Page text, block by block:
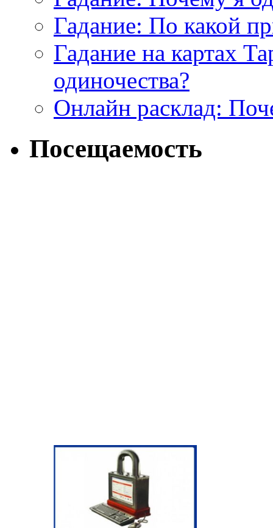
Гадание: По какой
Гадание на картах
одиночества?
Онлайн расклад:
Посещаемость